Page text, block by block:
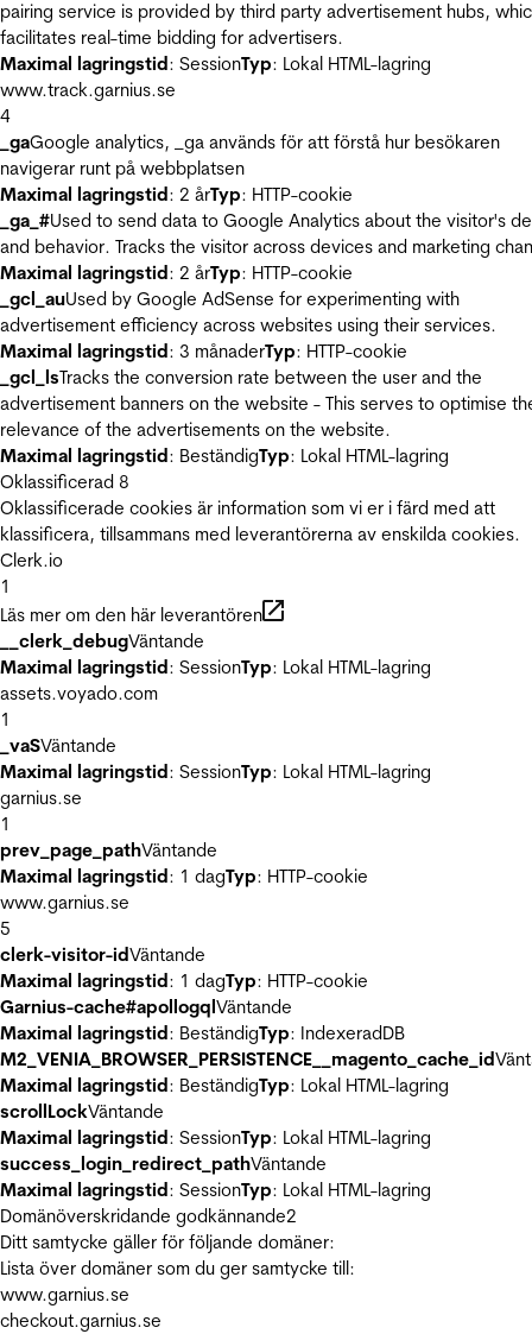
pairing service is provided by third party advertisement hubs,
facilitates real-time bidding for advertisers.
Maximal lagringstid: SessionTyp: Lokal HTML-lagring
www.track.garnius.se
4
_gaGoogle analytics, _ga används för att förstå hur besökaren
navigerar runt på webbplatsen
Maximal lagringstid: 2 årTyp: HTTP-cookie
_ga_#Used to send data to Google Analytics about the visitor's
and behavior. Tracks the visitor across devices and marketing
Maximal lagringstid: 2 årTyp: HTTP-cookie
_gcl_auUsed by Google AdSense for experimenting with
advertisement efficiency across websites using their services.
Maximal lagringstid: 3 månaderTyp: HTTP-cookie
_gcl_lsTracks the conversion rate between the user and the
advertisement banners on the website - This serves to optimise
relevance of the advertisements on the website.
Maximal lagringstid: BeständigTyp: Lokal HTML-lagring
Oklassificerad 8
Oklassificerade cookies är information som vi er i färd med att
klassificera, tillsammans med leverantörerna av enskilda cookies.
Clerk.io
1
Läs mer om den här leverantören
__clerk_debugVäntande
Maximal lagringstid: SessionTyp: Lokal HTML-lagring
assets.voyado.com
1
_vaSVäntande
Maximal lagringstid: SessionTyp: Lokal HTML-lagring
garnius.se
1
prev_page_pathVäntande
Maximal lagringstid: 1 dagTyp: HTTP-cookie
www.garnius.se
5
clerk-visitor-idVäntande
Maximal lagringstid: 1 dagTyp: HTTP-cookie
Garnius-cache#apollogqlVäntande
Maximal lagringstid: BeständigTyp: IndexeradDB
M2_VENIA_BROWSER_PERSISTENCE__magento_cache_id
Maximal lagringstid: BeständigTyp: Lokal HTML-lagring
scrollLockVäntande
Maximal lagringstid: SessionTyp: Lokal HTML-lagring
success_login_redirect_pathVäntande
Maximal lagringstid: SessionTyp: Lokal HTML-lagring
Domänöverskridande godkännande2
Ditt samtycke gäller för följande domäner:
Lista över domäner som du ger samtycke till:
www.garnius.se
checkout.garnius.se